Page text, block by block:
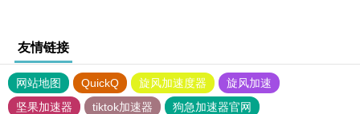
友情链接
网站地图 QuickQ 旋风加速度器
旋风加速
坚果加速器
tiktok加速器
狗急加速器官网